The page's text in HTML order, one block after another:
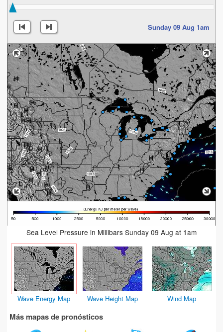
Sunday 09 Aug 1am
Sea Level Pressure in Millibars Sunday 09 Aug at 1am
Wave Energy Map Wave Height Map Wind Map
Más mapas de pronósticos